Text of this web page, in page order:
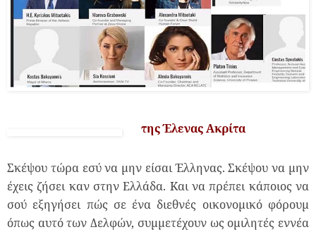
της Έλενας Ακρίτα
Σκέψου τώρα εσύ να μην είσαι Έλληνας. Σκέψου να μην
έχεις ζήσει καν στην Ελλάδα. Και να πρέπει κάποιος να
σού εξηγήσει πώς σε ένα διεθνές οικονομικό φόρουμ
όπως αυτό των Δελφών, συμμετέχουν ως ομιλητές εννέα